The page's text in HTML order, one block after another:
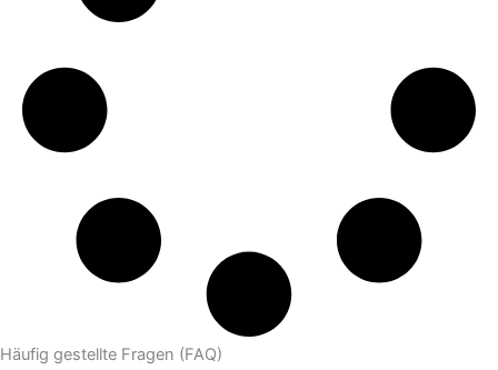
Häufig gestellte Fragen (FAQ)